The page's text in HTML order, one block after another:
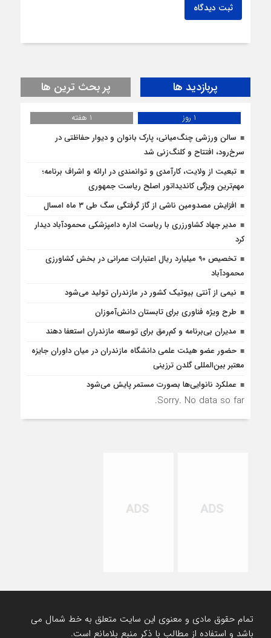
ثبت دیدگاه
پربازدید ها پر بحث ترین ها
1 روز
1 هفته
سالن ورزشی چنگ‌میانی، پارک بانوان و دیوار حفاظتی در
سرخ‌رود، افتتاح و کلنگ‌زنی شد
تبعیت از ولایت، کارآمدی و توانمندی در ارائه و اشراف برنامه؛
مهم‌ترین ویژگی کاندیداتور اصلح ریاست جمهوری
افزایش مصدومین ناشی از گاز گرفتگی سگ طی ۳ ماه امسال
مدیر جهاد کشاورزری با ریاست اداره دامپزشکی محمودآباد دیدار
کرد
تخصیص 90 میلیارد ریال اعتبارات عمرانی در بخش کشاورزی
محمودآباد
نیمی از آنتی بیوتیک کشور در مازندران تولید می‌شود
طرح ویژه فناوری برای تابستان دانش‌آموزان
مدیران بی‌برنامه و کم‌رمق برای توسعه مازندران استعفا دهند
حضور عضو هیئت علمی دانشگاه مازندران در میان داوران جایزه
معتبر بین‌المللی گلدن ترزینی
عملکرد نانوایی‌ها بصورت مستمر پایش می‌شود
Sorry. No data so far.
تمام حقوق مادی و معنوی این سایت متعلق به خط شمال می
باشد و استفاده از مطالب با ذکر منبع بلامانع است.